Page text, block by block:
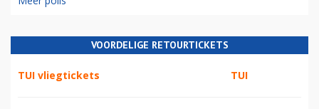
VOORDELIGE RETOURTICKETS
TUI vliegtickets TUI